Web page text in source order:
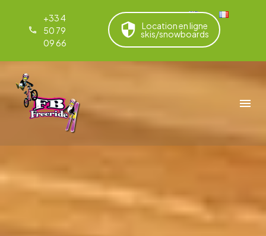
+33 4
50 79
09 66
Location en ligne
skis/snowboards